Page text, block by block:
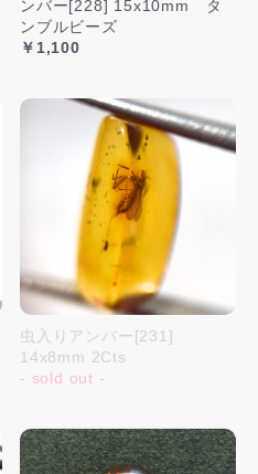
ンバー[228] 15x10mm タ
ンブルビーズ
￥1,100
虫入りアンバー[231]
14x8mm 2Cts
- sold out -